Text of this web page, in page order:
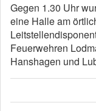
Gegen 1.30 Uhr
eine Halle am
Feuerwehren
Hanshagen und